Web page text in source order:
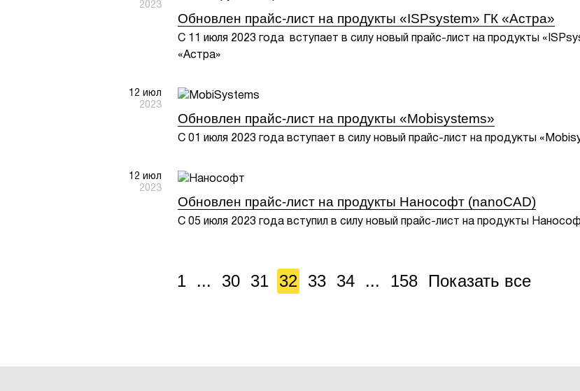
2023
Обновлен прайс-лист на продукты «ISPsystem» ГК «Астра»
С 11 июля 2023 года вступает в силу новый прайс-лист на продукты
«Астра»
12 июл
2023
Обновлен прайс-лист на продукты «Mobisystems»
С 01 июля 2023 года вступает в силу новый прайс-лист на продукты
12 июл
2023
Обновлен прайс-лист на продукты Нанософт (nanoCAD)
С 05 июля 2023 года вступил в силу новый прайс-лист на продукты
1 ... 30 31 32 33 34 ... 158 Показать все